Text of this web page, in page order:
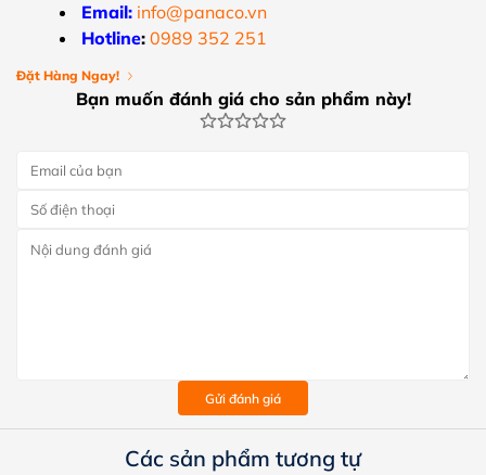
Email: info@panaco.vn
Hotline: 0989 352 251
Đặt Hàng Ngay!
Bạn muốn đánh giá cho sản phẩm này!
Gửi đánh giá
Các sản phẩm tương tự